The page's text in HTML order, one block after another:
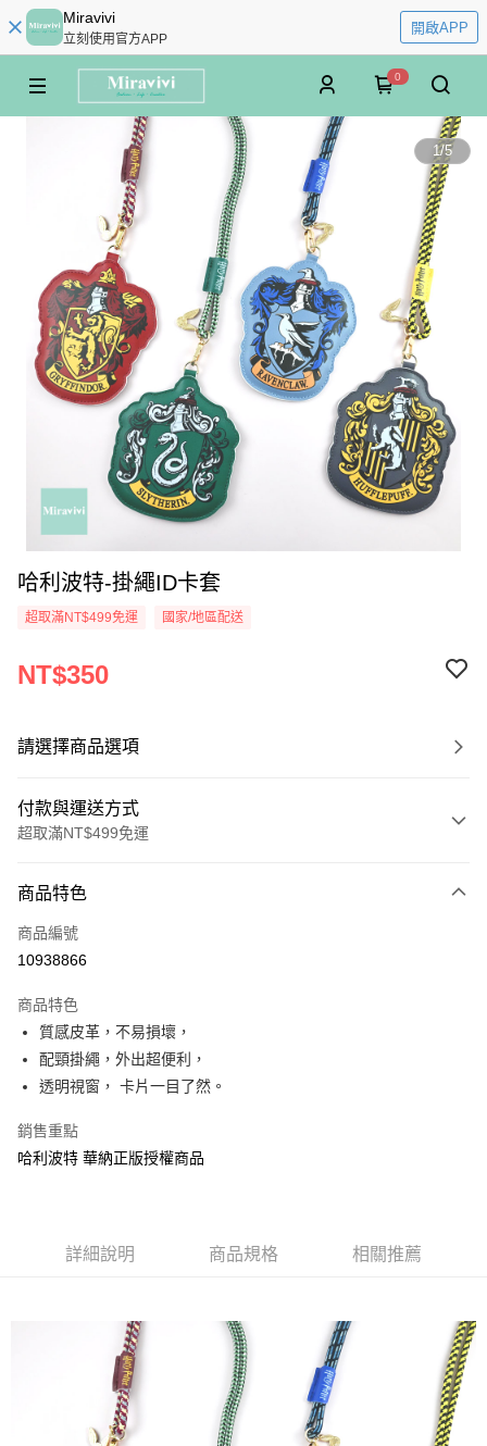
Miravivi
立刻使用官方APP
開啟APP
0
1/5
哈利波特-掛繩ID卡套
超取滿NT$499免運 國家/地區配送
NT$350
請選擇商品選項
付款與運送方式
超取滿NT$499免運
信用卡一次付款
超商取貨付款
Apple Pay
街口支付
AFTEE先享後付
１．簡單：不需註冊會員、不需綁卡、不需儲值。
【「AFTEE先享後付」結帳流程】
１．於結帳方式選擇「AFTEE先享後付」後，將跳轉至「AFTEE先享後付」
結帳頁面，進行簡訊認證並確認金額後，即可完成結帳。
２．訂單成立數日內，您將收到繳費通知簡訊。
３．收到繳費通知簡訊後14天內，點擊此簡訊中的連結，可透過四大超商／
ATM／網路銀行／等多元方式進行付款，方視為交易完成。
運送方式
每筆NT$60，滿NT$499(含以上)免運費
付款後全家取貨
每筆NT$60，滿NT$499(含以上)免運費
商品特色
商品編號
10938866
商品特色
質感皮革，不易損壞，
配頸掛繩，外出超便利，
透明視窗， 卡片一目了然。
銷售重點
哈利波特 華納正版授權商品
詳細說明 商品規格 相關推薦